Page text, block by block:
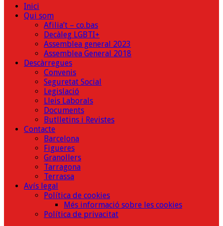
Inici
Qui som
Afilia’t – co.bas
Decàleg LGBTI+
Assemblea general 2023
Assemblea General 2018
Descàrregues
Convenis
Seguretat Social
Legislació
Lleis Laborals
Documents
Butlletins i Revistes
Contacte
Barcelona
Figueres
Granollers
Tarragona
Terrassa
Avís legal
Política de cookies
Més informació sobre les cookies
Política de privacitat